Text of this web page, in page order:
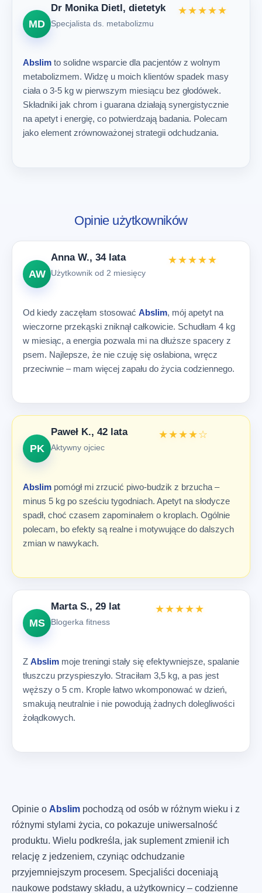
MD
Dr Monika Dietl, dietetyk
Specjalista ds. metabolizmu
★★★★★
Abslim to solidne wsparcie dla pacjentów z wolnym
metabolizmem. Widzę u moich klientów spadek masy
ciała o 3-5 kg w pierwszym miesiącu bez głodówek.
Składniki jak chrom i guarana działają synergistycznie
na apetyt i energię, co potwierdzają badania. Polecam
jako element zrównoważonej strategii odchudzania.
Opinie użytkowników
AW
Anna W., 34 lata
Użytkownik od 2 miesięcy
★★★★★
Od kiedy zaczęłam stosować Abslim, mój apetyt na
wieczorne przekąski zniknął całkowicie. Schudłam 4 kg
w miesiąc, a energia pozwala mi na dłuższe spacery z
psem. Najlepsze, że nie czuję się osłabiona, wręcz
przeciwnie – mam więcej zapału do życia codziennego.
PK
Paweł K., 42 lata
Aktywny ojciec
★★★★☆
Abslim pomógł mi zrzucić piwo-budzik z brzucha –
minus 5 kg po sześciu tygodniach. Apetyt na słodycze
spadł, choć czasem zapominałem o kroplach. Ogólnie
polecam, bo efekty są realne i motywujące do dalszych
zmian w nawykach.
MS
Marta S., 29 lat
Blogerka fitness
★★★★★
Z Abslim moje treningi stały się efektywniejsze, spalanie
tłuszczu przyspieszyło. Straciłam 3,5 kg, a pas jest
węższy o 5 cm. Krople łatwo wkomponować w dzień,
smakują neutralnie i nie powodują żadnych dolegliwości
żołądkowych.
Opinie o Abslim pochodzą od osób w różnym wieku i z
różnymi stylami życia, co pokazuje uniwersalność
produktu. Wielu podkreśla, jak suplement zmienił ich
relację z jedzeniem, czyniąc odchudzanie
przyjemniejszym procesem. Specjaliści doceniają
naukowe podstawy składu, a użytkownicy – codzienne